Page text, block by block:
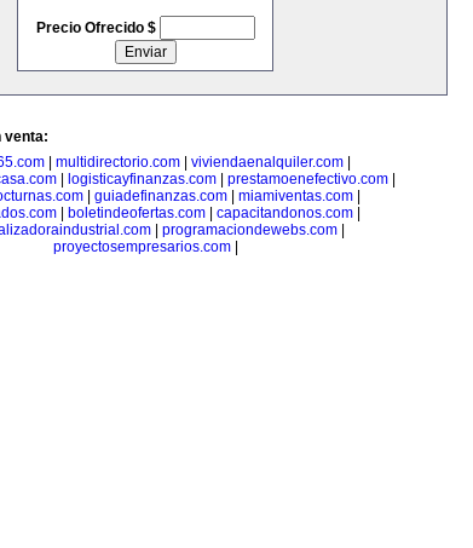
Precio Ofrecido $
venta:
multidirectorio.com viviendaenalquiler.com
logisticayfinanzas.com prestamoenefectivo.com
guiadefinanzas.com miamiventas.com
boletindeofertas.com capacitandonos.com
programaciondewebs.com
proyectosempresarios.com|